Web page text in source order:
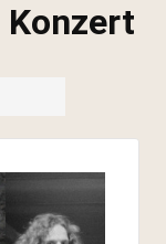
Konzert